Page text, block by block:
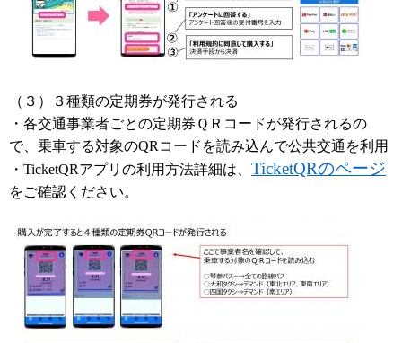
（３）３種類の定期券が発行される
・各交通事業者ごとの定期券ＱＲコードが発行されるの
で、乗車する対象のQRコードを読み込んで公共交通を利用
・TicketQRアプリの利用方法詳細は、 TicketQRのページ
をご確認ください。